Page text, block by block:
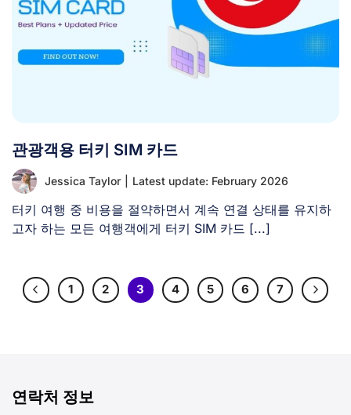
관광객용 터키 SIM 카드
Jessica Taylor Latest update: February 2026
터키 여행 중 비용을 절약하면서 계속 연결 상태를 유지하
고자 하는 모든 여행객에게 터키 SIM 카드 [...]
1 2 3 4 5 6 7
연락처 정보